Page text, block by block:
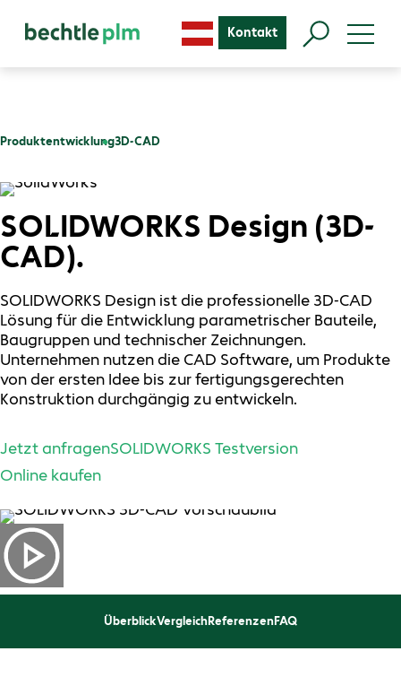
Kontakt
Produktentwicklung3D-CAD
SOLIDWORKS Design (3D-
CAD).
SOLIDWORKS Design ist die professionelle 3D-CAD
Lösung für die Entwicklung parametrischer Bauteile,
Baugruppen und technischer Zeichnungen.
Unternehmen nutzen die CAD Software, um Produkte
von der ersten Idee bis zur fertigungsgerechten
Konstruktion durchgängig zu entwickeln.
Jetzt anfragenSOLIDWORKS Testversion
Online kaufen
ÜberblickVergleichReferenzenFAQ